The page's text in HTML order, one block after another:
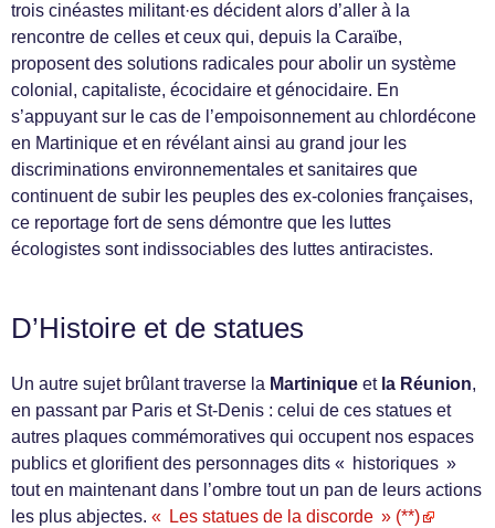
trois cinéastes militant·es décident alors d’aller à la
rencontre de celles et ceux qui, depuis la Caraïbe,
proposent des solutions radicales pour abolir un système
colonial, capitaliste, écocidaire et génocidaire. En
s’appuyant sur le cas de l’empoisonnement au chlordécone
en Martinique et en révélant ainsi au grand jour les
discriminations environnementales et sanitaires que
continuent de subir les peuples des ex-colonies françaises,
ce reportage fort de sens démontre que les luttes
écologistes sont indissociables des luttes antiracistes.
D’Histoire et de statues
Un autre sujet brûlant traverse la Martinique et la Réunion,
en passant par Paris et St-Denis : celui de ces statues et
autres plaques commémoratives qui occupent nos espaces
publics et glorifient des personnages dits « historiques »
tout en maintenant dans l’ombre tout un pan de leurs actions
les plus abjectes. « Les statues de la discorde » (**)